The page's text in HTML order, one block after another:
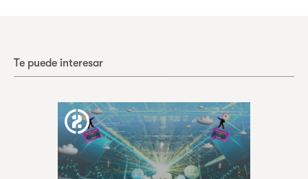
Te puede interesar